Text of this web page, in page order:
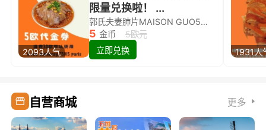
2093人气
限量兑换啦！ ...
郭氏夫妻肺片MAISON GUO5欧代金券限量兑换啦！
5 金币
5欧元
立即兑换
1931人
自营商城 更多